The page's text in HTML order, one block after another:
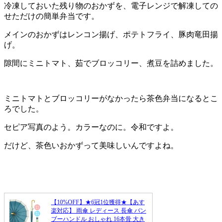
冷凍しておいた残り物のおかずを、電子レンジで解凍しての
せただけの簡単弁当です。
メインのおかずはレンコン揚げ、ポテトフライ、豚肉竜田揚
げ。
隙間にミニトマト、茹でブロッコリー、煮豆を詰めました。
ミニトマトとブロッコリーがなかったら茶色弁当になるとこ
ろでした。
セピア写真のよう。カラーなのに。令和ですよ。
だけど、茶色いおかずって美味しいんですよね。
【10%OFF】★6冠1位獲得★【あす
楽対応】 雨傘 レディース 長傘 バン
ブーハンドル おしゃれ 16本骨 大き